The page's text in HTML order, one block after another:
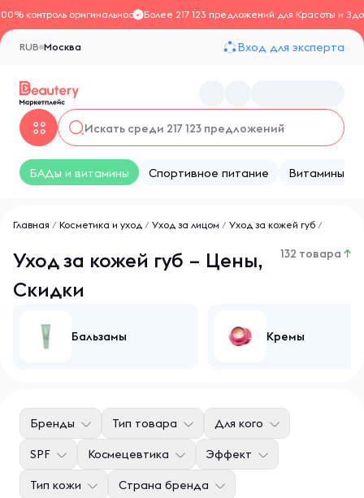
контроль оригинальностиБолее 217 123 предложений для Красоты и
Москва
RUB Вход для эксперта
БАДы и витамины Спортивное питание Витамины
Главная / Косметика и уход / Уход за лицом / Уход за кожей губ /
Уход за кожей губ – Цены,
Скидки
132 товара ↑
Бальзамы Кремы
Бренды Тип товара Для кого
SPF Космецевтика Эффект
Тип кожи Страна бренда